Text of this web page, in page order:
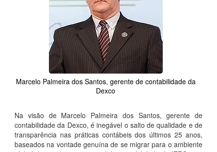
Marcelo Palmeira dos Santos, gerente de contabilidade da
Dexco
Na visão de Marcelo Palmeira dos Santos, gerente de
contabilidade da Dexco, é inegável o salto de qualidade e de
transparência nas práticas contábeis dos últimos 25 anos,
baseados na vontade genuína de se migrar para o ambiente